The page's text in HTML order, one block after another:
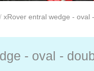
/ xRover entral wedge - oval
- oval -